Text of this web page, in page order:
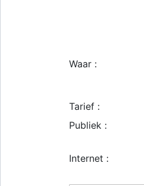
Waar :
Tarief :
Publiek :
Internet :